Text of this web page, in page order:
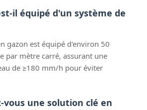
il équipé d'un système de
gazon est équipé d'environ 50
par mètre carré, assurant une
de ≥180 mm/h pour éviter
vous une solution clé en